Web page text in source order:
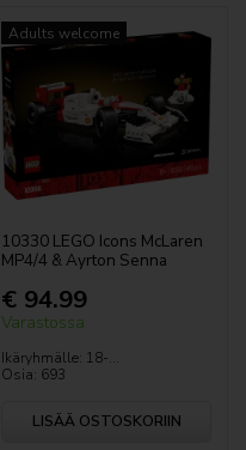
Adults welcome
10330 LEGO Icons McLaren
MP4/4 & Ayrton Senna
€ 94.99
Varastossa
Ikäryhmälle: 18-...
Osia: 693
LISÄÄ OSTOSKORIIN